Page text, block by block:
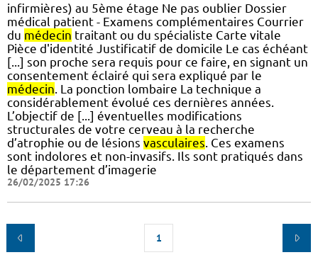
infirmières) au 5ème étage Ne pas oublier Dossier
médical patient - Examens complémentaires Courrier
du médecin traitant ou du spécialiste Carte vitale
Pièce d'identité Justificatif de domicile Le cas échéant
[...] son proche sera requis pour ce faire, en signant un
consentement éclairé qui sera expliqué par le
médecin . La ponction lombaire La technique a
considérablement évolué ces dernières années.
L’objectif de [...] éventuelles modifications
structurales de votre cerveau à la recherche
d’atrophie ou de lésions vasculaires . Ces examens
sont indolores et non-invasifs. Ils sont pratiqués dans
le département d’imagerie
26/02/2025 17:26
1